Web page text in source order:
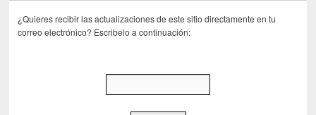
¿Quieres recibir las actualizaciones de este sitio directamente en tu
correo electrónico? Escribelo a continuación: